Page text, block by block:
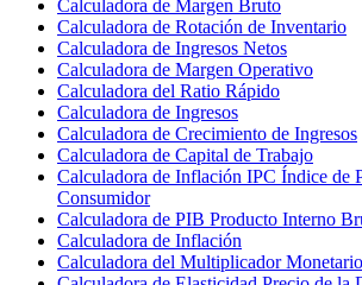
Calculadora de Margen Bruto
Calculadora de Rotación de Inventario
Calculadora de Ingresos Netos
Calculadora de Margen Operativo
Calculadora del Ratio Rápido
Calculadora de Ingresos
Calculadora de Crecimiento de Ingresos
Calculadora de Capital de Trabajo
Calculadora de Inflación IPC Índice de
Consumidor
Calculadora de PIB Producto Interno
Calculadora de Inflación
Calculadora del Multiplicador Monetario